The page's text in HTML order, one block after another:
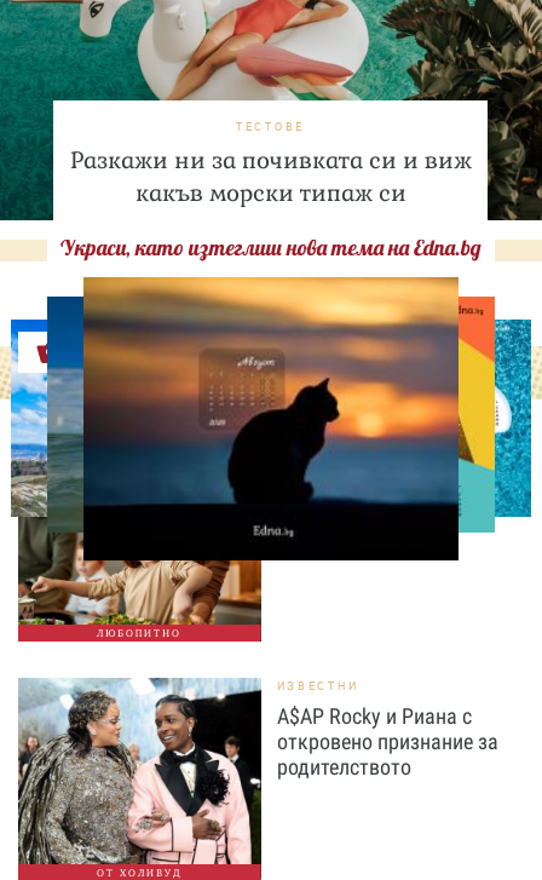
ТЕСТОВЕ
Разкажи ни за почивката си и виж
какъв морски типаж си
Украси, като изтеглиш нова тема на Edna.bg
Оферти
ЛЮБОПИТНО
ЛЮБОПИТНО
Тайната на добрата
вечеря не се крие в
сложната рецепта
ОТ ХОЛИВУД
ИЗВЕСТНИ
A$AP Rocky и Риана с
откровено признание за
родителството